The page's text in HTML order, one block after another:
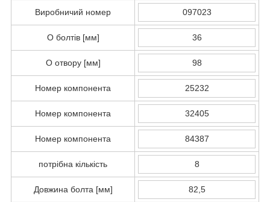
Виробничий номер 097023
O болтів [мм] 36
O отвору [мм] 98
Номер компонента 25232
Номер компонента 32405
Номер компонента 84387
потрібна кількість 8
Довжина болта [мм] 82,5